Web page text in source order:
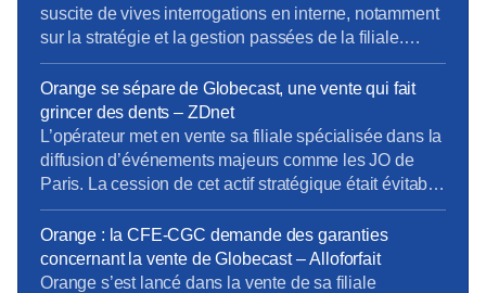
Globecast, sa filiale distribuant […]
suscite de vives interrogations en interne, notamment
sur la stratégie et la gestion passées de la filiale.
[…]Selon la CFE-CGC, les difficultés actuelles
seraient liées à des plans stratégiques non réalisés
depuis plusieurs années, à des projections
financières jugées trop optimistes et à un manque
d’investissements nécessaires pour […]
Orange se sépare de Globecast, une vente qui fait
grincer des dents – ZDnet
L’opérateur met en vente sa filiale spécialisée dans la
diffusion d’événements majeurs comme les JO de
Paris. La cession de cet actif stratégique était évitable
selon la CFE-CGC et pourrait faire tiquer Bercy. […]
La CFE-CGC y voit « un gâchis économique face à
une immense réussite opérationnelle ». Selon le
syndicat, la dégradation de la situation […]
Orange : la CFE-CGC demande des garanties
concernant la vente de Globecast – Alloforfait
Orange s’est lancé dans la vente de sa filiale